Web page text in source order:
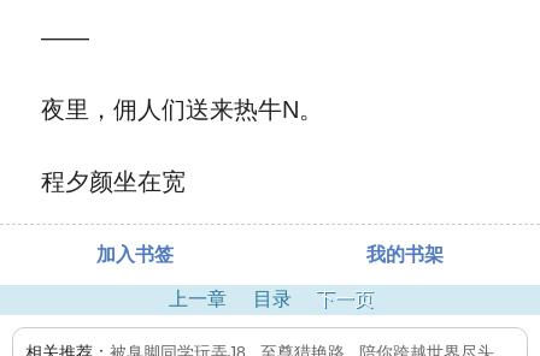
——
夜里，佣人们送来热牛N。
程夕颜坐在宽
加入书签 我的书架
上一章 目录 下一页